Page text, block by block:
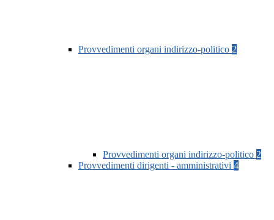
Provvedimenti organi indirizzo-politico 2
Provvedimenti organi indirizzo-politico 2
Provvedimenti dirigenti - amministrativi 4